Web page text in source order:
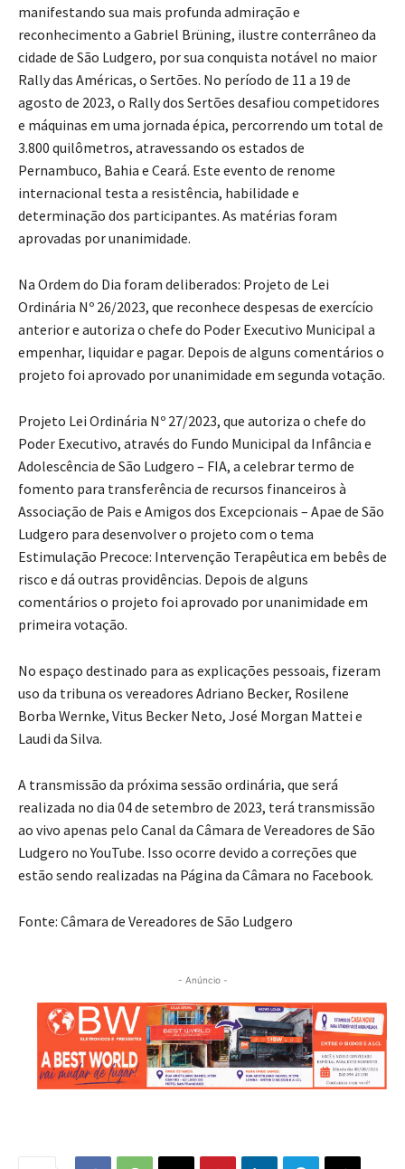
manifestando sua mais profunda admiração e
reconhecimento a Gabriel Brüning, ilustre conterrâneo da
cidade de São Ludgero, por sua conquista notável no maior
Rally das Américas, o Sertões. No período de 11 a 19 de
agosto de 2023, o Rally dos Sertões desafiou competidores
e máquinas em uma jornada épica, percorrendo um total de
3.800 quilômetros, atravessando os estados de
Pernambuco, Bahia e Ceará. Este evento de renome
internacional testa a resistência, habilidade e
determinação dos participantes. As matérias foram
aprovadas por unanimidade.
Na Ordem do Dia foram deliberados: Projeto de Lei
Ordinária Nº 26/2023, que reconhece despesas de exercício
anterior e autoriza o chefe do Poder Executivo Municipal a
empenhar, liquidar e pagar. Depois de alguns comentários o
projeto foi aprovado por unanimidade em segunda votação.
Projeto Lei Ordinária Nº 27/2023, que autoriza o chefe do
Poder Executivo, através do Fundo Municipal da Infância e
Adolescência de São Ludgero – FIA, a celebrar termo de
fomento para transferência de recursos financeiros à
Associação de Pais e Amigos dos Excepcionais – Apae de São
Ludgero para desenvolver o projeto com o tema
Estimulação Precoce: Intervenção Terapêutica em bebês de
risco e dá outras providências. Depois de alguns
comentários o projeto foi aprovado por unanimidade em
primeira votação.
No espaço destinado para as explicações pessoais, fizeram
uso da tribuna os vereadores Adriano Becker, Rosilene
Borba Wernke, Vitus Becker Neto, José Morgan Mattei e
Laudi da Silva.
A transmissão da próxima sessão ordinária, que será
realizada no dia 04 de setembro de 2023, terá transmissão
ao vivo apenas pelo Canal da Câmara de Vereadores de São
Ludgero no YouTube. Isso ocorre devido a correções que
estão sendo realizadas na Página da Câmara no Facebook.
Fonte: Câmara de Vereadores de São Ludgero
- Anúncio -